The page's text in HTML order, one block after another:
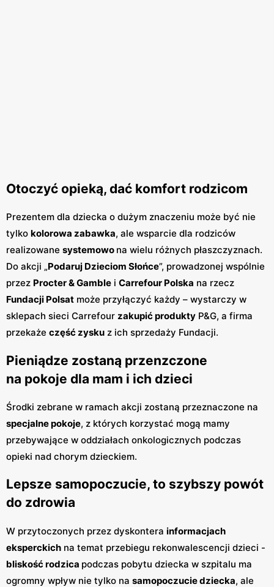
Otoczyć opieką, dać komfort rodzicom
Prezentem dla dziecka o dużym znaczeniu może być nie
tylko kolorowa zabawka, ale wsparcie dla rodziców
realizowane systemowo na wielu różnych płaszczyznach.
Do akcji „Podaruj Dzieciom Słońce”, prowadzonej wspólnie
przez Procter & Gamble i Carrefour Polska na rzecz
Fundacji Polsat może przyłączyć każdy – wystarczy w
sklepach sieci Carrefour zakupić produkty P&G, a firma
przekaże część zysku z ich sprzedaży Fundacji.
Pieniądze zostaną przenzczone
na pokoje dla mam i ich dzieci
Środki zebrane w ramach akcji zostaną przeznaczone na
specjalne pokoje, z których korzystać mogą mamy
przebywające w oddziałach onkologicznych podczas
opieki nad chorym dzieckiem.
Lepsze samopoczucie, to szybszy powót
do zdrowia
W przytoczonych przez dyskontera informacjach
eksperckich na temat przebiegu rekonwalescencji dzieci -
bliskość rodzica podczas pobytu dziecka w szpitalu ma
ogromny wpływ nie tylko na samopoczucie dziecka, ale